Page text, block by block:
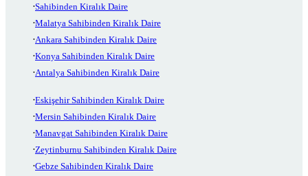
Sahibinden Kiralık Daire
Malatya Sahibinden Kiralık Daire
Ankara Sahibinden Kiralık Daire
Konya Sahibinden Kiralık Daire
Antalya Sahibinden Kiralık Daire
Eskişehir Sahibinden Kiralık Daire
Mersin Sahibinden Kiralık Daire
Manavgat Sahibinden Kiralık Daire
Zeytinburnu Sahibinden Kiralık Daire
Gebze Sahibinden Kiralık Daire